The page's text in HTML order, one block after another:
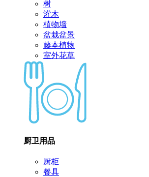
树
灌木
植物墙
盆栽盆景
藤本植物
室外花草
厨卫用品
厨柜
餐具